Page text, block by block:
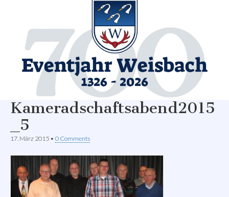
Kameradschaftsabend2015
_5
17. März 2015 • 0 Comments